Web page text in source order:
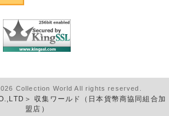
Collection World All rights reserved.
＞ 収集ワールド（日本貨幣商協同組合加
盟店）